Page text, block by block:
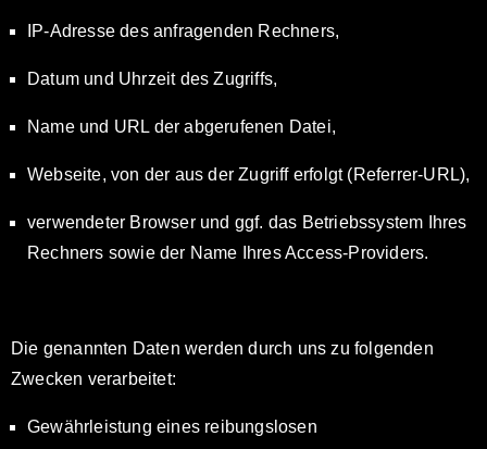
IP-Adresse des anfragenden Rechners,
Datum und Uhrzeit des Zugriffs,
Name und URL der abgerufenen Datei,
Webseite, von der aus der Zugriff erfolgt (Referrer-URL),
verwendeter Browser und ggf. das Betriebssystem Ihres
Rechners sowie der Name Ihres Access-Providers.
Die genannten Daten werden durch uns zu folgenden
Zwecken verarbeitet:
Gewährleistung eines reibungslosen